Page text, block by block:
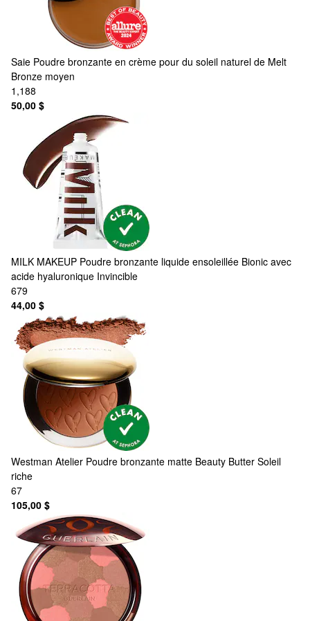
Saie Poudre bronzante en crème pour du soleil naturel de Melt
Bronze moyen
1,188
50,00 $
MILK MAKEUP Poudre bronzante liquide ensoleillée Bionic avec
acide hyaluronique Invincible
679
44,00 $
Westman Atelier Poudre bronzante matte Beauty Butter Soleil
riche
67
105,00 $